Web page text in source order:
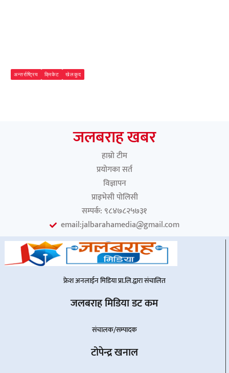
अन्तर्राष्ट्रिय क्रिकेट खेलकुद
जलबराह खबर
हाम्रो टीम
प्रयोगका सर्त
विज्ञापन
प्राइभेसी पोलिसी
सम्पर्क: ९८४७८२५७३१
email:jalbarahamedia@gmail.com
फ्रेश अनलाईन मिडिया प्रा.लि.द्वारा संचालित
जलबराह मिडिया डट कम
संचालक/सम्पादक
टोपेन्द्र खनाल